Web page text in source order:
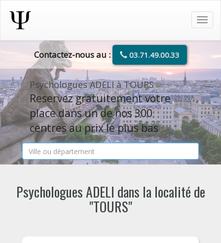
Contactez-nous au : 03.71.49.00.33
Psychologues ADELI à TOURS
Reservez gratuitement votre
place dans un de nos 300
centres au prix le plus bas
Psychologues ADELI dans la localité de
"TOURS"